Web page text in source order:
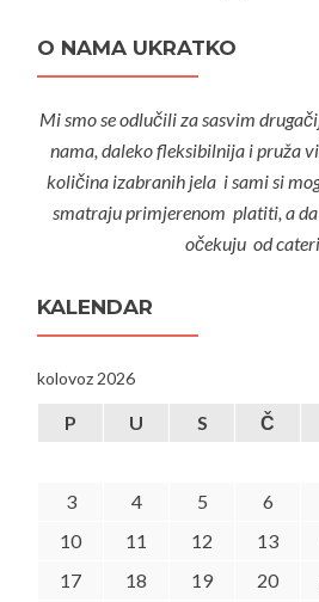
O NAMA UKRATKO
Mi smo se odlučili za sasvim
nama, daleko fleksibilnija i pruža
količina izabranih jela i sami si
smatraju primjerenom platiti, a da
očekuju od
KALENDAR
kolovoz 2026
P U S Č
3
4 5 6
10
11 12 13
17
18 19 20